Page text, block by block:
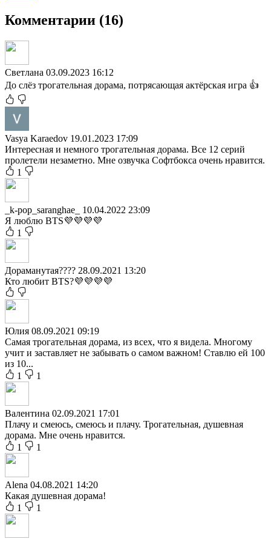
Комментарии (16)
Светлана 03.09.2023 16:12
До слёз трогательная дорама, потрясающая актёрская игра 👍
Vasya Karaedov 19.01.2023 17:09
Интересная и немного трогательная дорама. Все 12 серий
пролетели незаметно. Мне озвучка Софтбокса очень нравится.
1
_k-pop_saranghae_ 10.04.2022 23:09
Я люблю BTS💜💜💜💜
1
Дораманутая???? 28.09.2021 13:20
Кто любит BTS?💜💜💜💜
Юлия 08.09.2021 09:19
Самая трогательная дорама, из всех, что я видела. Многому
учит и заставляет не забывать о самом важном! Ставлю ей 100
из 10...
1
1
Валентина 02.09.2021 17:01
Плачу и смеюсь, смеюсь и плачу. Трогательная, душевная
дорама. Мне очень нравится.
1
1
Alena 04.08.2021 14:20
Какая душевная дорама!
1
1